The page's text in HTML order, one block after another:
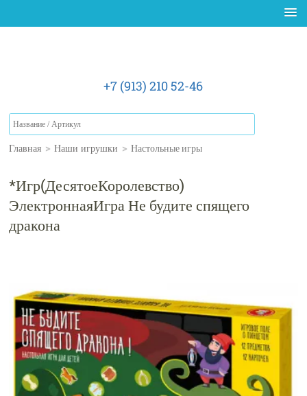
+7 (913) 210 52-46
Главная > Наши игрушки > Настольные игры
*Игр(ДесятоеКоролевство)
ЭлектроннаяИгра Не будите спящего
дракона